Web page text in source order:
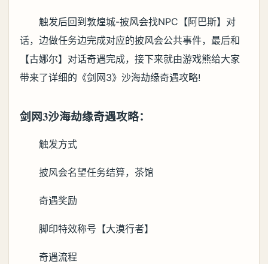
触发后回到敦煌城-披风会找NPC【阿巴斯】对
话，边做任务边完成对应的披风会公共事件，最后和
【古娜尔】对话奇遇完成，接下来就由游戏熊给大家
带来了详细的《剑网3》沙海劫缘奇遇攻略!
剑网3沙海劫缘奇遇攻略：
触发方式
披风会名望任务结算，茶馆
奇遇奖励
脚印特效称号【大漠行者】
奇遇流程